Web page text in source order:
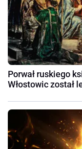
Porwał ruskiego
Włostowic został